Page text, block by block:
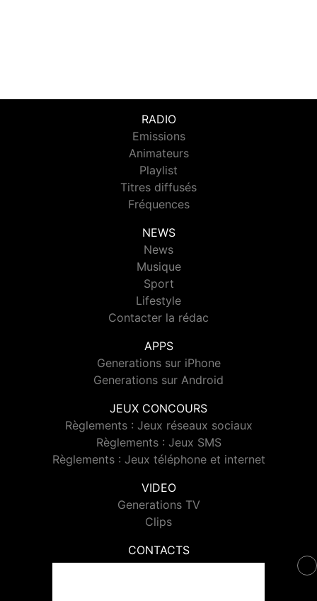
RADIO
Emissions
Animateurs
Playlist
Titres diffusés
Fréquences
NEWS
News
Musique
Sport
Lifestyle
Contacter la rédac
APPS
Generations sur iPhone
Generations sur Android
JEUX CONCOURS
Règlements : Jeux réseaux sociaux
Règlements : Jeux SMS
Règlements : Jeux téléphone et internet
VIDEO
Generations TV
Clips
CONTACTS
Contacter Generations